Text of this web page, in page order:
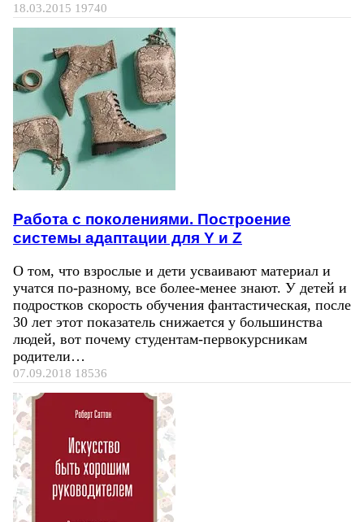
18.03.2015 19740
Работа с поколениями. Построение
системы адаптации для Y и Z
О том, что взрослые и дети усваивают материал и
учатся по-разному, все более-менее знают. У детей и
подростков скорость обучения фантастическая, после
30 лет этот показатель снижается у большинства
людей, вот почему студентам-первокурсникам
родители…
07.09.2018 18536